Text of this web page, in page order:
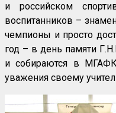
и российском
воспитанников –
чемпионы и просто
год – в день памяти
и собираются в
уважения своему